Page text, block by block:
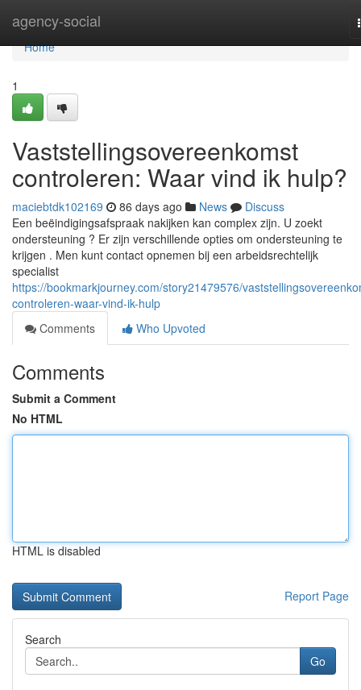
agency-social
Home
Home
1
Vaststellingsovereenkomst
controleren: Waar vind ik hulp?
maciebtdk102169 86 days ago News
Discuss
Een beëindigingsafspraak nakijken kan complex zijn. U zoekt
ondersteuning ? Er zijn verschillende opties om ondersteuning te
krijgen . Men kunt contact opnemen bij een arbeidsrechtelijk
specialist
https://bookmarkjourney.com/story21479576/
controleren-waar-vind-ik-hulp
Comments
Who Upvoted
Comments
Submit a Comment
No HTML
HTML is disabled
Report Page
Search
Go